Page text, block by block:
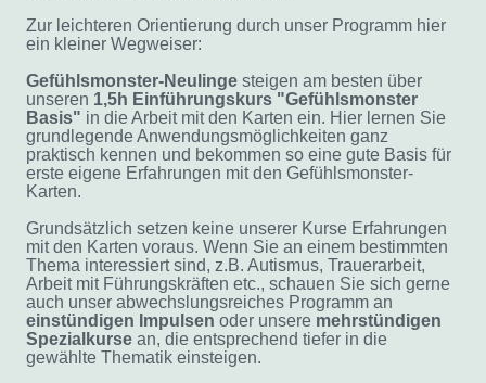
Zur leichteren Orientierung durch unser Programm hier
ein kleiner Wegweiser:
Gefühlsmonster-Neulingesteigen am besten über
unseren 1,5h Einführungskurs "Gefühlsmonster
Basis" in die Arbeit mit den Karten ein. Hier lernen Sie
grundlegende Anwendungsmöglichkeiten ganz
praktisch kennen und bekommen so eine gute Basis für
erste eigene Erfahrungen mit den Gefühlsmonster-
Karten.
Grundsätzlich setzen keine unserer Kurse Erfahrungen
mit den Karten voraus. Wenn Sie an einem bestimmten
Thema interessiert sind, z.B. Autismus, Trauerarbeit,
Arbeit mit Führungskräften etc., schauen Sie sich gerne
auch unser abwechslungsreiches Programm an
einstündigen Impulsen oder unsere mehrstündigen
Spezialkursean, die entsprechend tiefer in die
gewählte Thematik einsteigen.